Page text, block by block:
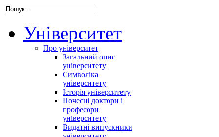
Університет
Про університет
Загальний опис
університету
Символіка
університету
Історія університету
Почесні доктори і
професори
університету
Видатні випускники